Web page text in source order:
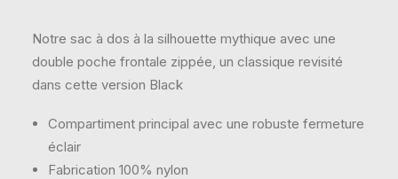
Notre sac à dos à la silhouette mythique avec une
double poche frontale zippée, un classique revisité
dans cette version Black
Compartiment principal avec une robuste fermeture
éclair
Fabrication 100% nylon